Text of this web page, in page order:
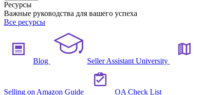
Ресурсы
Важные руководства для вашего успеха
Все ресурсы
Blog Seller Assistant University
Selling on Amazon Guide
OA Check List